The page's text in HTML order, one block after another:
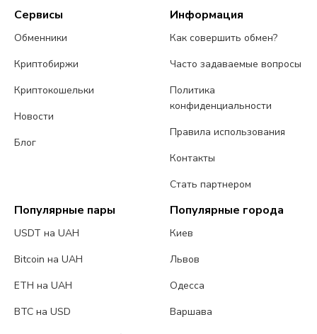
Сервисы
Обменники
Криптобиржи
Криптокошельки
Новости
Блог
Информация
Как совершить обмен?
Часто задаваемые вопросы
Политика
конфиденциальности
Правила использования
Контакты
Стать партнером
Популярные пары
USDT на UAH
Bitcoin на UAH
ETH на UAH
BTC на USD
Популярные города
Киев
Львов
Одесса
Варшава